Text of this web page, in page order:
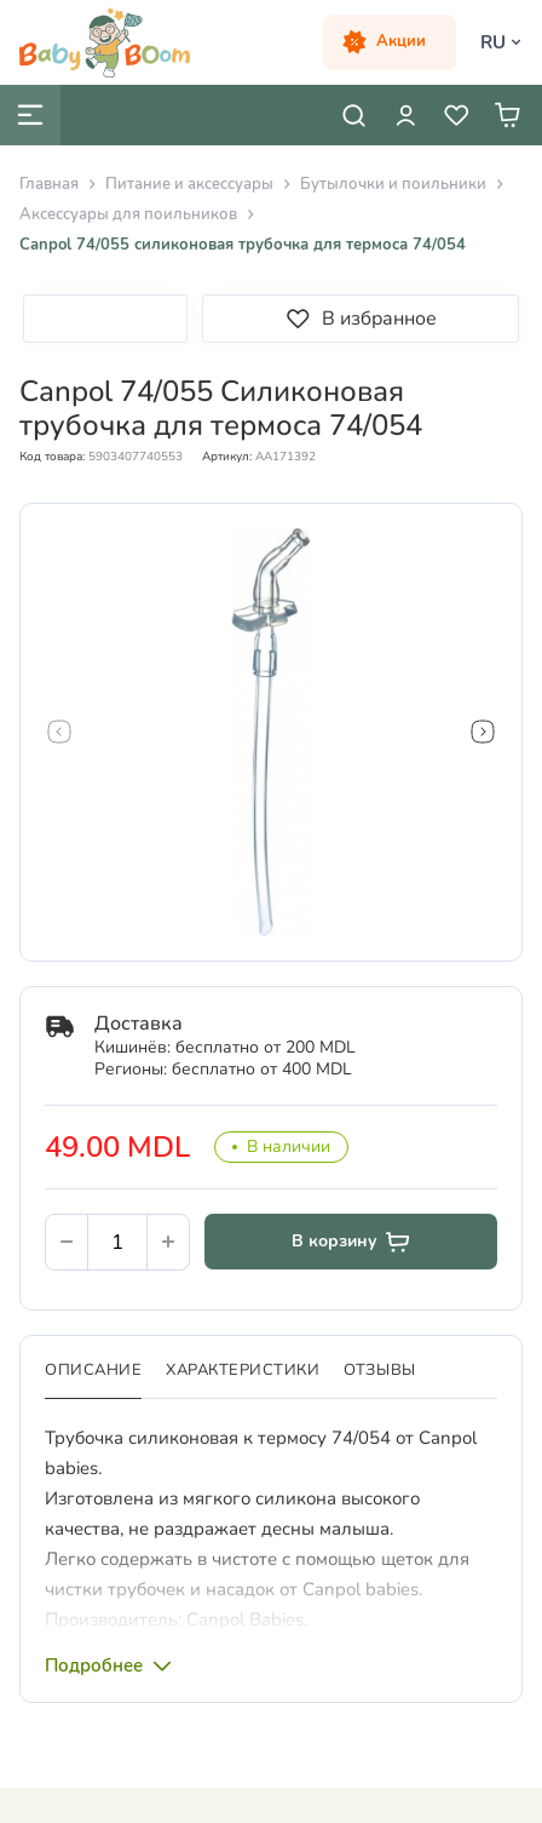
Акции RU
Главная Питание и аксессуары
Бутылочки и поильники
Аксессуары для поильников
Canpol 74/055 силиконовая трубочка для термоса 74/054
В избранное
Canpol 74/055 Силиконовая
трубочка для термоса 74/054
Код товара: 5903407740553 Артикул: AA171392
49.00 MDL В наличии
Доставка
Кишинёв: бесплатно от 200 MDL
Регионы: бесплатно от 400 MDL
В корзину
ОПИСАНИЕ ХАРАКТЕРИСТИКИ ОТЗЫВЫ
Трубочка силиконовая к термосу 74/054 от Canpol
babies.
Изготовлена из мягкого силикона высокого
качества, не раздражает десны малыша.
Легко содержать в чистоте с помощью щеток для
чистки трубочек и насадок от Canpol babies.
Производитель: Canpol Babies.
Подробнее